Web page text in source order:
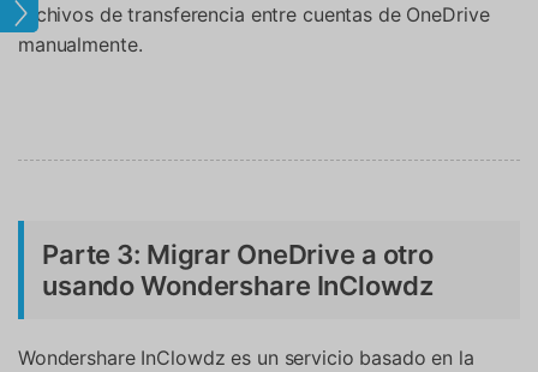
archivos de transferencia entre cuentas de OneDrive
manualmente.
Parte 3: Migrar OneDrive a otro
usando Wondershare InClowdz
Wondershare InClowdz es un servicio basado en la